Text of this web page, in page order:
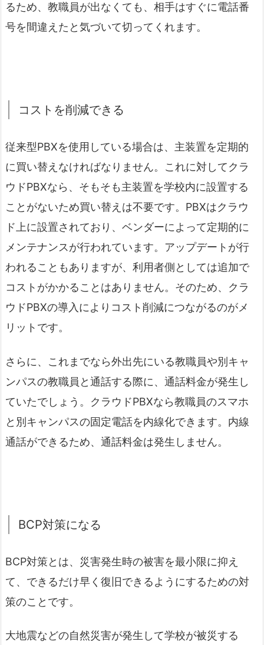
るため、教職員が出なくても、相手はすぐに電話番
号を間違えたと気づいて切ってくれます。
コストを削減できる
従来型PBXを使用している場合は、主装置を定期的
に買い替えなければなりません。これに対してクラ
ウドPBXなら、そもそも主装置を学校内に設置する
ことがないため買い替えは不要です。PBXはクラウ
ド上に設置されており、ベンダーによって定期的に
メンテナンスが行われています。アップデートが行
われることもありますが、利用者側としては追加で
コストがかかることはありません。そのため、クラ
ウドPBXの導入によりコスト削減につながるのがメ
リットです。
さらに、これまでなら外出先にいる教職員や別キャ
ンパスの教職員と通話する際に、通話料金が発生し
ていたでしょう。クラウドPBXなら教職員のスマホ
と別キャンパスの固定電話を内線化できます。内線
通話ができるため、通話料金は発生しません。
BCP対策になる
BCP対策とは、災害発生時の被害を最小限に抑え
て、できるだけ早く復旧できるようにするための対
策のことです。
大地震などの自然災害が発生して学校が被災する